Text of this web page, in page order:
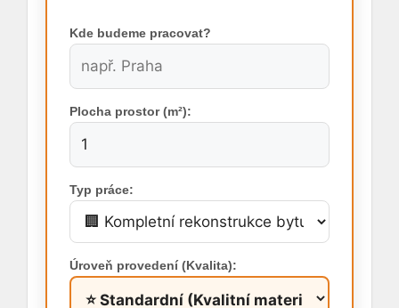
Kde budeme pracovat?
Plocha prostor (m²):
Typ práce:
Úroveň provedení (Kvalita):